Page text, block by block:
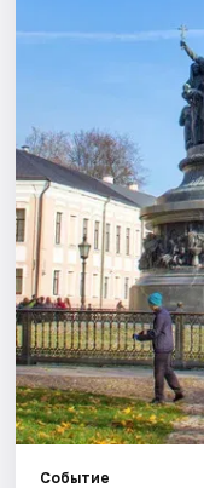
Артисты
Рейтинги
Событие